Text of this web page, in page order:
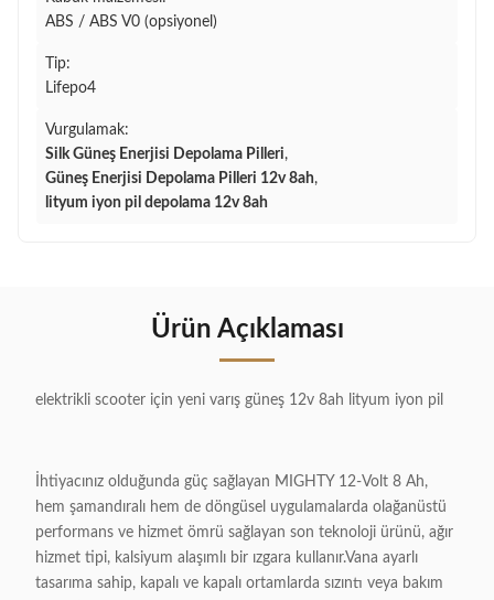
ABS / ABS V0 (opsiyonel)
Tip:
Lifepo4
Vurgulamak:
Silk Güneş Enerjisi Depolama Pilleri,
Güneş Enerjisi Depolama Pilleri 12v 8ah,
lityum iyon pil depolama 12v 8ah
Ürün Açıklaması
elektrikli scooter için yeni varış güneş 12v 8ah lityum iyon pil
İhtiyacınız olduğunda güç sağlayan MIGHTY 12-Volt 8 Ah,
hem şamandıralı hem de döngüsel uygulamalarda olağanüstü
performans ve hizmet ömrü sağlayan son teknoloji ürünü, ağır
hizmet tipi, kalsiyum alaşımlı bir ızgara kullanır.Vana ayarlı
tasarıma sahip, kapalı ve kapalı ortamlarda sızıntı veya bakım